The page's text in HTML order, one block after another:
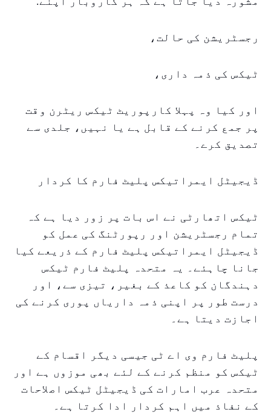
رجسٹریشن کی حالت،
ٹیکس کی ذمہ داری،
اور کیا وہ پہلا کارپوریٹ ٹیکس ریٹرن وقت
پر جمع کرنے کے قابل ہے یا نہیں، جلدی سے
تصدیق کرے۔
ڈیجیٹل ایمراتیکس پلیٹ فارم کا کردار
ٹیکس اتھارٹی نے اس بات پر زور دیا ہے کہ
تمام رجسٹریشن اور رپورٹنگ کی عمل کو
ڈیجیٹل ایمراتیکس پلیٹ فارم کے ذریعے کیا
جانا چاہئے۔ یہ متحدہ پلیٹ فارم ٹیکس
دہندگان کو کاعذ کے بغیر، تیزی سے، اور
درست طور پر اپنی ذمہ داریاں پوری کرنے کی
اجازت دیتا ہے۔
پلیٹ فارم وی اے ٹی جیسی دیگر اقسام کے
ٹیکس کو منظم کرنے کے لئے بھی موزوں ہے اور
متحدہ عرب امارات کی ڈیجیٹل ٹیکس اصلاحات
کے نفاذ میں اہم کردار ادا کرتا ہے۔